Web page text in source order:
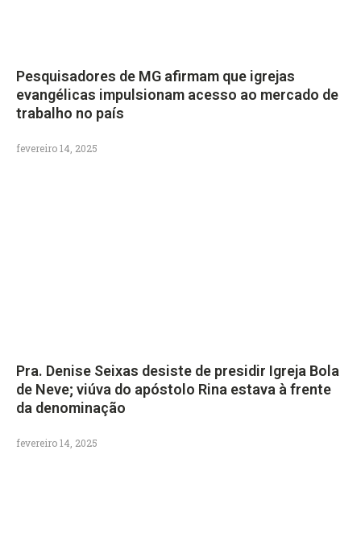
Pesquisadores de MG afirmam que igrejas
evangélicas impulsionam acesso ao mercado de
trabalho no país
fevereiro 14, 2025
Pra. Denise Seixas desiste de presidir Igreja Bola
de Neve; viúva do apóstolo Rina estava à frente
da denominação
fevereiro 14, 2025